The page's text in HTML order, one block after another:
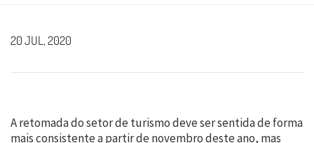
20 JUL, 2020
A retomada do setor de turismo deve ser sentida de forma
mais consistente a partir de novembro deste ano, mas